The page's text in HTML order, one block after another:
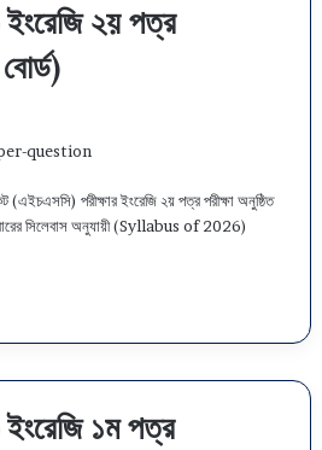
২য় পত্র
(এইচএসসি) পরীক্ষার ইংরেজি ২য় পত্র পরীক্ষা অনুষ্ঠিত
সিলেবাস অনুযায়ী (Syllabus of 2026)
১ম পত্র